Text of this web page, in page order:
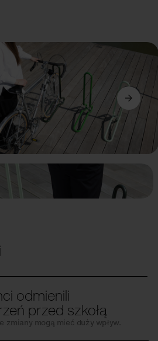
Dalej
odmienili
przed szkołą
zmiany mogą mieć duży wpływ.